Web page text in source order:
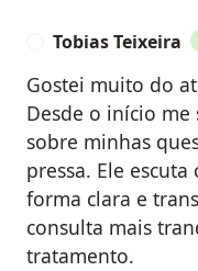
Tobias Teixeira
Gostei muito do
Desde o início
sobre minhas
pressa. Ele
forma clara e
consulta mais
tratamento.